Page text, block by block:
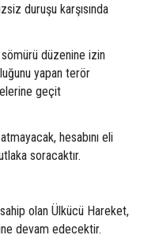
duruşu karşısında
düzenine izin
yapan terör
geçit
hesabını eli
soracaktır.
olan Ülkücü Hareket,
devam edecektir.